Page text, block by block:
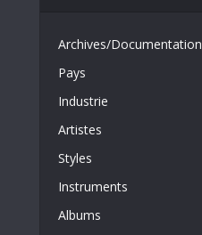
Archives/Documentation
Pays
Industrie
Artistes
Styles
Instruments
Albums